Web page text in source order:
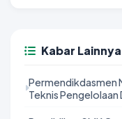
Kabar Lainnya
Permendikdasmen
Teknis Pengelolaan